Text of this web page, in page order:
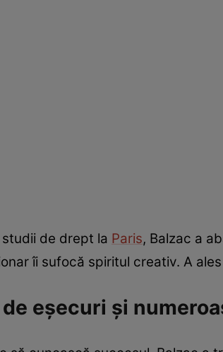
de drept la Paris, Balzac a
îi sufocă spiritul creativ. A
eșecuri și